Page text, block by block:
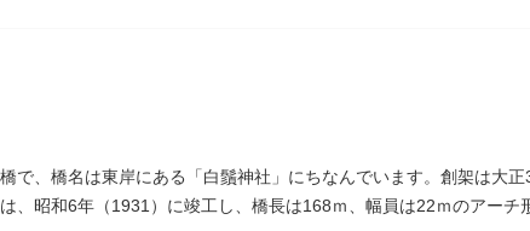
で、橋名は東岸にある「白鬚神社」にちなんでいます。創架は大
、昭和6年（1931）に竣工し、橋長は168ｍ、幅員は22ｍのアーチ